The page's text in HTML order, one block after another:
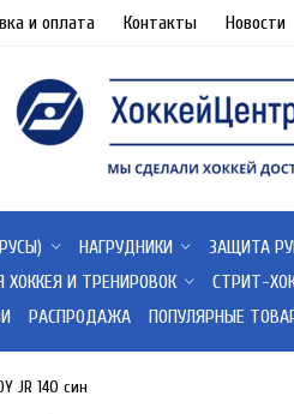
и оплата Контакты Новости
НАГРУДНИКИ ЗАЩИТА
ХОККЕЯ И ТРЕНИРОВОК СТРИТ-
РАСПРОДАЖА ПОПУЛЯРНЫЕ
JR 140 син